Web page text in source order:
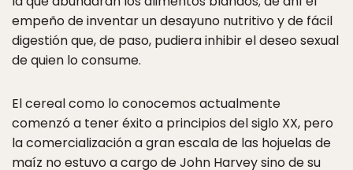
empeño de inventar un desayuno nutritivo y de fácil
digestión que, de paso, pudiera inhibir el deseo sexual
de quien lo consume.
El cereal como lo conocemos actualmente
comenzó a tener éxito a principios del siglo XX, pero
la comercialización a gran escala de las hojuelas de
maíz no estuvo a cargo de John Harvey sino de su